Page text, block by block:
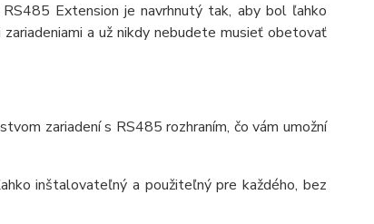
Extension je navrhnutý tak, aby bol ľahko
a už nikdy nebudete musieť obetovať
zariadení s RS485 rozhraním, čo vám umožní
inštalovateľný a použiteľný pre každého, bez